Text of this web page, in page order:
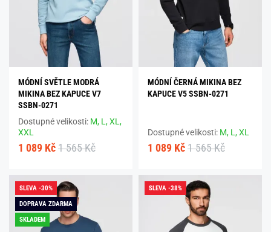
MÓDNÍ SVĚTLE MODRÁ
MIKINA BEZ KAPUCE V7
SSBN-0271
Dostupné velikosti: M, L,XL,
XXL
1 089 Kč 1 565 Kč
MÓDNÍ ČERNÁ MIKINA BEZ
KAPUCE V5 SSBN-0271
Dostupné velikosti: M, L,XL
1 089 Kč 1 565 Kč
SLEVA -30%
DOPRAVA ZDARMA
SKLADEM
SLEVA -38%